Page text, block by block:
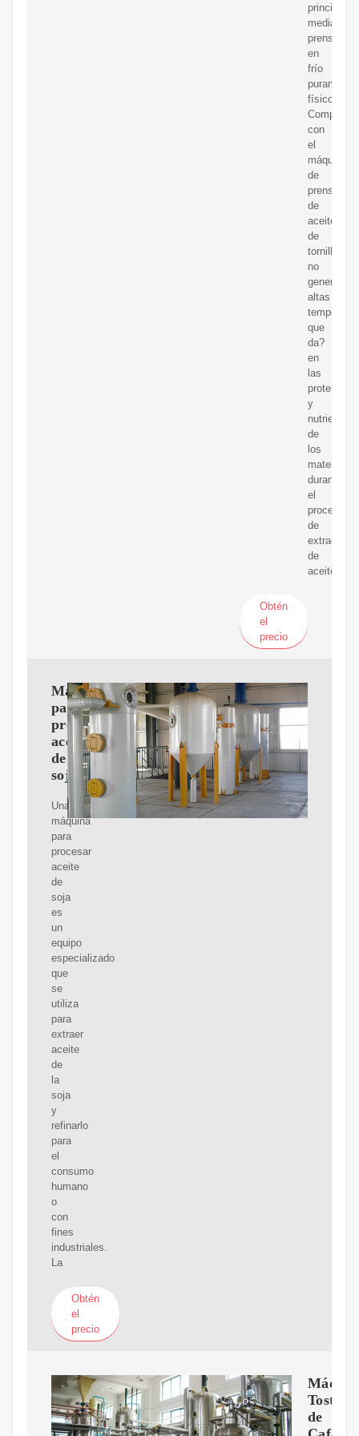
mediante
prensado
en
frío
puramente
físico.
Comparar
con
el
máquina
de
prensa
de
aceite
de
tornillo,
no
generará
altas
que
da?
en
las
proteínas
y
nutrientes
de
los
materiales
durante
el
proceso
de
extracción
de
aceite.
Obtén
el
precio
Máquina
para
procesar
aceite
de
soja
Una
máquina
para
procesar
aceite
de
soja
es
un
equipo
especializado
que
se
utiliza
para
extraer
aceite
de
la
soja
y
refinarlo
para
el
consumo
humano
o
con
fines
industriales.
La
Obtén
el
precio
de